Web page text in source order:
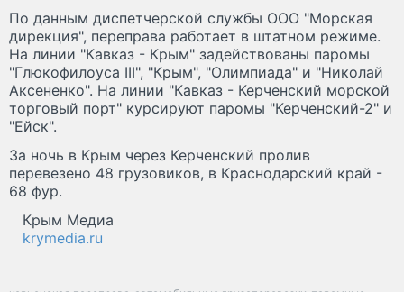
По данным диспетчерской службы ООО "Морская
дирекция", переправа работает в штатном режиме.
На линии "Кавказ - Крым" задействованы паромы
"Глюкофилоуса III", "Крым", "Олимпиада" и "Николай
Аксененко". На линии "Кавказ - Керченский морской
торговый порт" курсируют паромы "Керченский-2" и
"Ейск".
За ночь в Крым через Керченский пролив
перевезено 48 грузовиков, в Краснодарский край -
68 фур.
Крым Медиа
krymedia.ru